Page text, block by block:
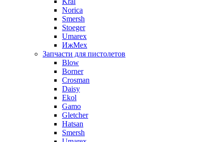
Norica
Smersh
Stoeger
Umarex
ИжМех
Запчасти для пистолетов
Blow
Borner
Crosman
Daisy
Ekol
Gamo
Gletcher
Hatsan
Smersh